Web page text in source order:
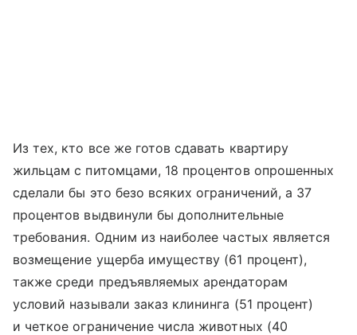
Из тех, кто все же готов сдавать квартиру
жильцам с питомцами, 18 процентов опрошенных
сделали бы это безо всяких ограничений, а 37
процентов выдвинули бы дополнительные
требования. Одним из наиболее частых является
возмещение ущерба имуществу (61 процент),
также среди предъявляемых арендаторам
условий называли заказ клининга (51 процент)
и четкое ограничение числа животных (40